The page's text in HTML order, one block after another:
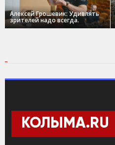
Алексей Грошевик: Удивлять
зрителей надо всегда.
КОЛЫМА.RU